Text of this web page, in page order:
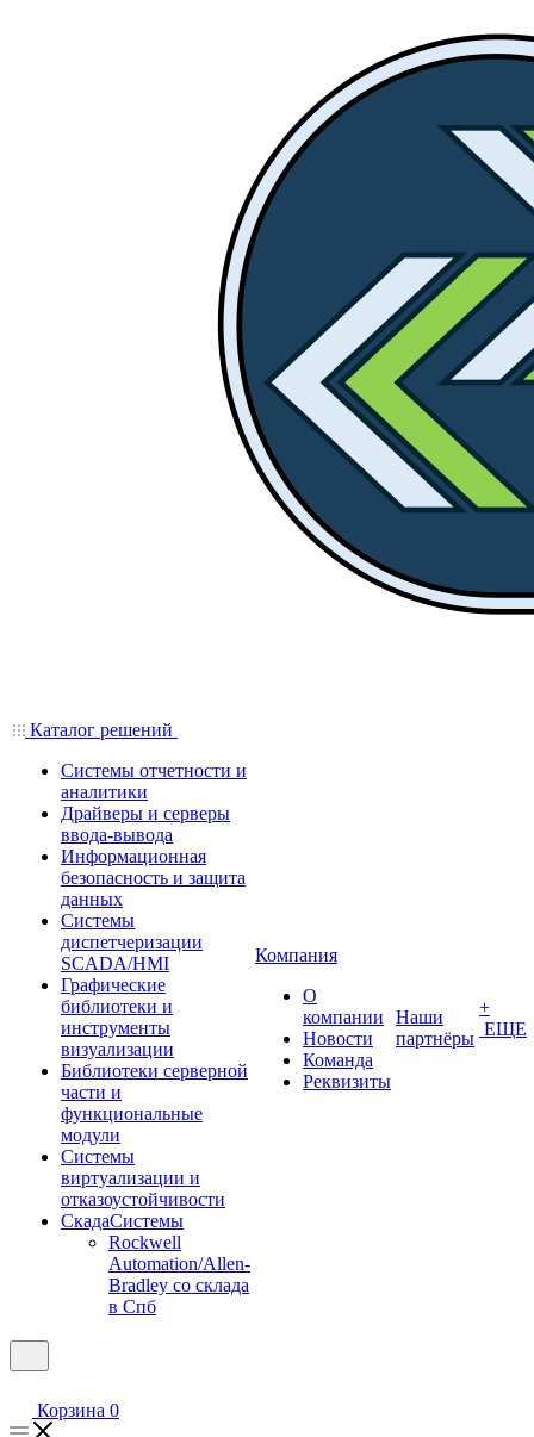
Каталог решений
Системы отчетности и
аналитики
Драйверы и серверы
ввода-вывода
Информационная
безопасность и защита
данных
Системы
диспетчеризации
SCADA/HMI
Графические
библиотеки и
инструменты
визуализации
Библиотеки серверной
части и
функциональные
модули
Системы
виртуализации и
отказоустойчивости
СкадаСистемы
Rockwell
Automation/Allen-
Bradley со склада
в Спб
Компания
О
компании
Новости
Команда
Реквизиты
Наши
партнёры
+
ЕЩЕ
Корзина 0